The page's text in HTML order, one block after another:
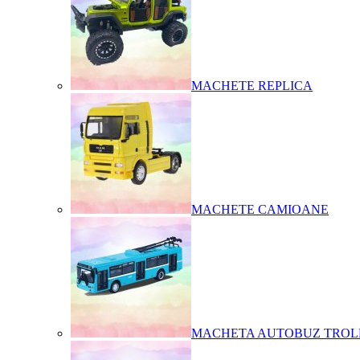
MACHETE REPLICA
MACHETE CAMIOANE
MACHETA AUTOBUZ